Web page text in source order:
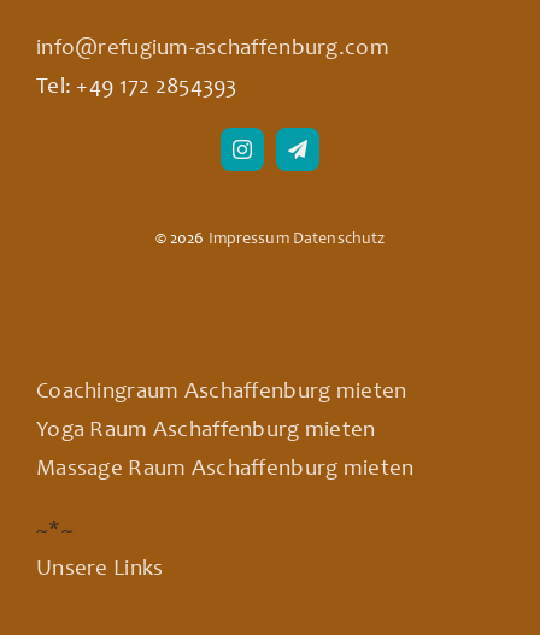
info@refugium-aschaffenburg.com
Tel: +49 172 2854393
© 2026 Impressum Datenschutz
Coachingraum Aschaffenburg mieten
Yoga Raum Aschaffenburg mieten
Massage Raum Aschaffenburg mieten
~*~
Unsere Links